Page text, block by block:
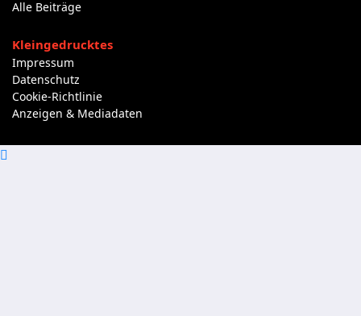
Alle Beiträge
Kleingedrucktes
Impressum
Datenschutz
Cookie-Richtlinie
Anzeigen & Mediadaten